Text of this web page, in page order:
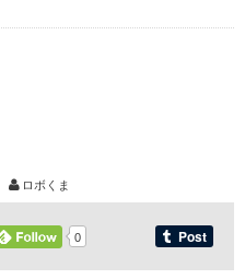
ロボくま
0